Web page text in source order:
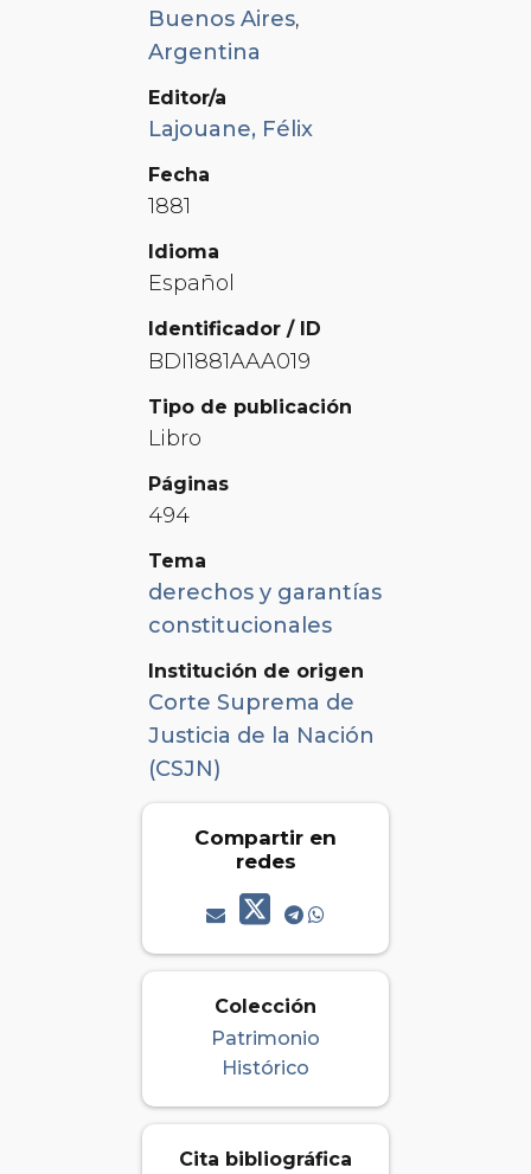
Buenos Aires,
Argentina
Editor/a
Lajouane, Félix
Fecha
1881
Idioma
Español
Identificador / ID
BDI1881AAA019
Tipo de publicación
Libro
Páginas
494
Tema
derechos y garantías
constitucionales
Institución de origen
Corte Suprema de
Justicia de la Nación
(CSJN)
Compartir en
redes
Colección
Patrimonio
Histórico
Cita bibliográfica